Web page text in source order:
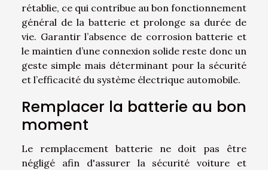
rétablie, ce qui contribue au bon fonctionnement
général de la batterie et prolonge sa durée de
vie. Garantir l’absence de corrosion batterie et
le maintien d’une connexion solide reste donc un
geste simple mais déterminant pour la sécurité
et l’efficacité du système électrique automobile.
Remplacer la batterie au bon
moment
Le remplacement batterie ne doit pas être
négligé afin d'assurer la sécurité voiture et